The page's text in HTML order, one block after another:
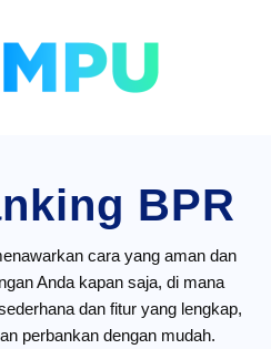
BPR
cara yang aman dan
Anda kapan saja, di mana
dan fitur yang lengkap,
perbankan dengan mudah.